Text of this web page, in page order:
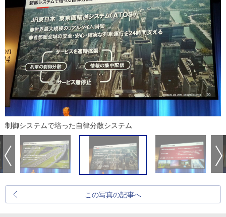
制御システムで培った自律分散システム
この写真の記事へ